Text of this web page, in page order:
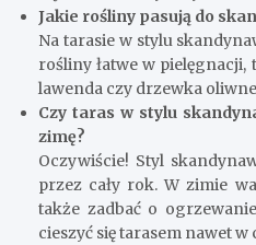
Jakie rośliny pasują do
Na tarasie w stylu
rośliny łatwe w pielęgnacji,
lawenda czy drzewka
Czy taras w stylu
zimę?
Oczywiście! Styl
przez cały rok. W zimie
także zadbać o
cieszyć się tarasem nawet w